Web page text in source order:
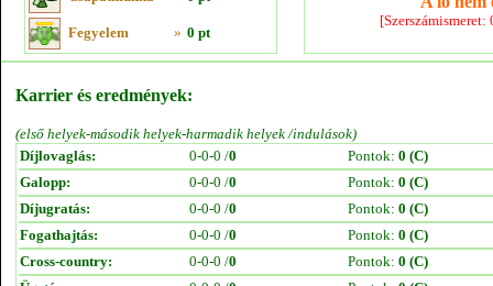
Fegyelem » 0 pt
Karrier és eredmények:
(első helyek-második helyek-harmadik helyek /indulások)
Díjlovaglás:
0-0-0 /0 Pontok: 0 (C)
Galopp:
0-0-0 /0 Pontok: 0 (C)
Díjugratás:
0-0-0 /0 Pontok: 0 (C)
Fogathajtás:
0-0-0 /0 Pontok: 0 (C)
Cross-country:
0-0-0 /0 Pontok: 0 (C)